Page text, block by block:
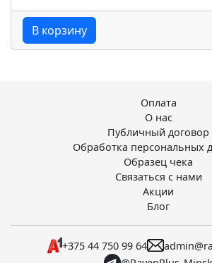
В корзину
Оплата
О нас
Публичный договор
Обработка персональных
Образец чека
Связаться с нами
Акции
Блог
+375 44 750 99 64